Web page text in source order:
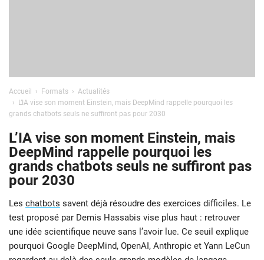
Accueil Formats
Actualités
L’IA vise son moment Einstein, mais DeepMind rappelle pourquoi les
grands chatbots seuls ne suffiront pas pour 2030
L’IA vise son moment Einstein, mais
DeepMind rappelle pourquoi les
grands chatbots seuls ne suffiront pas
pour 2030
Les chatbots savent déjà résoudre des exercices difficiles. Le
test proposé par Demis Hassabis vise plus haut : retrouver
une idée scientifique neuve sans l’avoir lue. Ce seuil explique
pourquoi Google DeepMind, OpenAI, Anthropic et Yann LeCun